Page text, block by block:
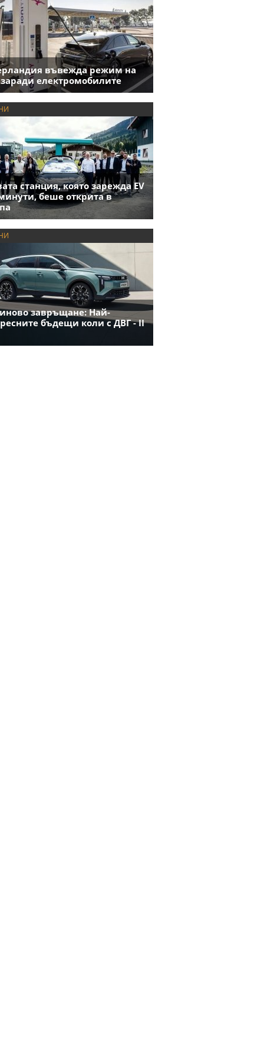
въвежда режим на
заради електромобилите
станция, която зарежда EV
беше открита в
завръщане: Най-
бъдещи коли с ДВГ - II